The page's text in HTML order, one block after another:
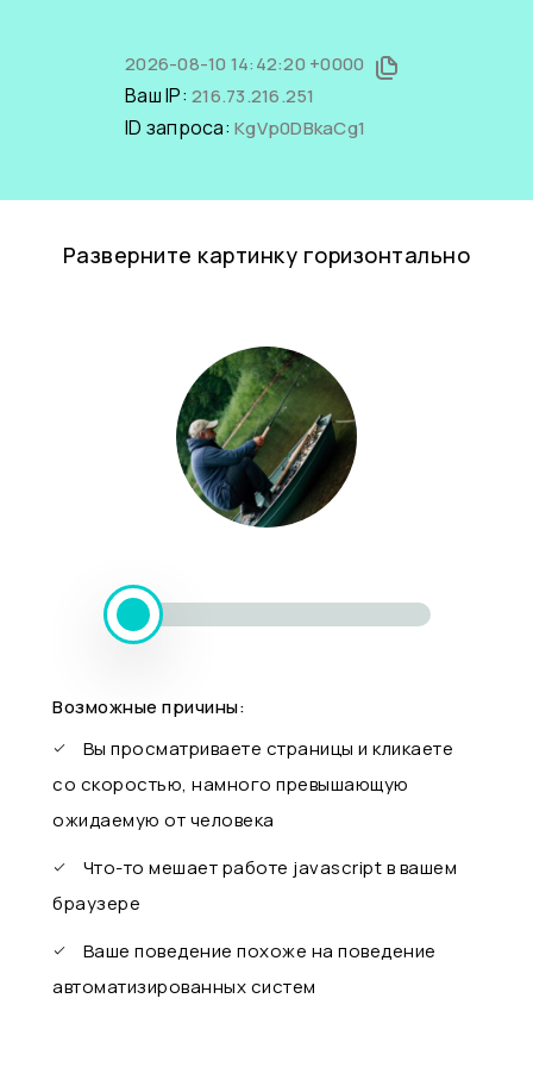
2026-08-10 14:42:20 +0000
Ваш IP: 216.73.216.251
ID запроса: KgVp0DBkaCg1
Разверните картинку горизонтально
Возможные причины:
Вы просматриваете страницы и кликаете
со скоростью, намного превышающую
ожидаемую от человека
Что-то мешает работе javascript в вашем
браузере
Ваше поведение похоже на поведение
автоматизированных систем